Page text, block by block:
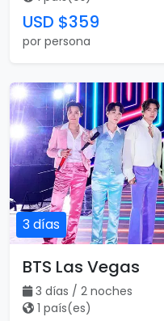
USD $359
por persona
3 días
BTS Las Vegas
3 días / 2 noches
1 país(es)